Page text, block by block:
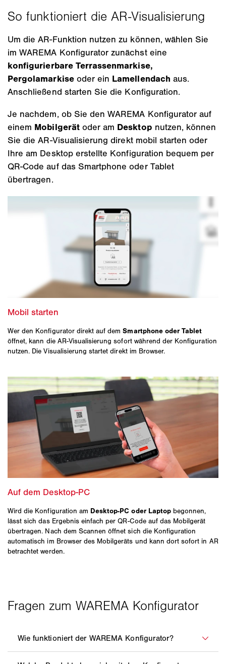
Um die AR‑Funktion nutzen zu können, wählen Sie
im WAREMA Konfigurator zunächst eine
konfigurierbare Terrassenmarkise,
Pergolamarkise oder ein Lamellendach aus.
Anschließend starten Sie die Konfiguration.
Je nachdem, ob Sie den WAREMA Konfigurator auf
einem Mobilgerät oder am Desktop nutzen, können
Sie die AR‑Visualisierung direkt mobil starten oder
Ihre am Desktop erstellte Konfiguration bequem per
QR‑Code auf das Smartphone oder Tablet
übertragen.
Wer den Konfigurator direkt auf demSmartphone oder Tablet
öffnet, kann die AR‑Visualisierung sofort während der Konfiguration
nutzen. Die Visualisierung startet direkt im Browser.
Wird die Konfiguration am Desktop‑PC oder Laptop begonnen,
lässt sich das Ergebnis einfach per QR‑Code auf das Mobilgerät
übertragen. Nach dem Scannen öffnet sich die Konfiguration
automatisch im Browser des Mobilgeräts und kann dort sofort in AR
betrachtet werden.